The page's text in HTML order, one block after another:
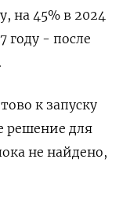
на 45% в 2024
году - после
к запуску
решение для
не найдено,